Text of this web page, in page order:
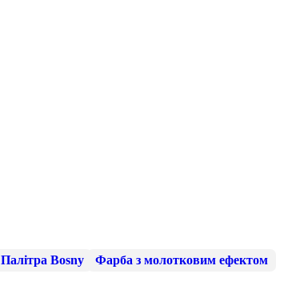
Палітра Bosny Фарба з молотковим ефектом